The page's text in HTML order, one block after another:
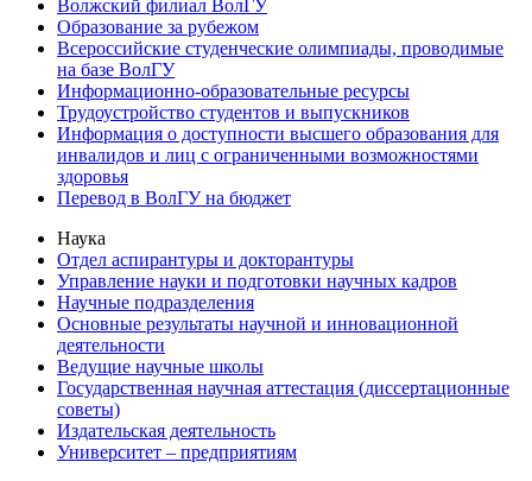
Волжский филиал ВолГУ
Образование за рубежом
Всероссийские студенческие олимпиады, проводимые
на базе ВолГУ
Информационно-образовательные ресурсы
Трудоустройство студентов и выпускников
Информация о доступности высшего образования для
инвалидов и лиц с ограниченными возможностями
здоровья
Перевод в ВолГУ на бюджет
Наука
Отдел аспирантуры и докторантуры
Управление науки и подготовки научных кадров
Научные подразделения
Основные результаты научной и инновационной
деятельности
Ведущие научные школы
Государственная научная аттестация (диссертационные
советы)
Издательская деятельность
Университет – предприятиям